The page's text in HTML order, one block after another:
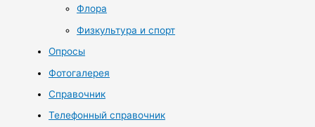
Флора
Физкультура и спорт
Опросы
Фотогалерея
Справочник
Телефонный справочник